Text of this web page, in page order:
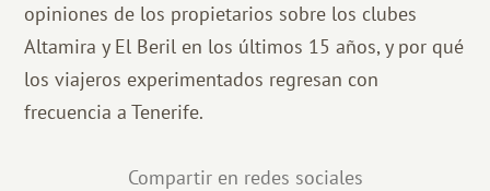
opiniones de los propietarios sobre los clubes
Altamira y El Beril en los últimos 15 años, y por qué
los viajeros experimentados regresan con
frecuencia a Tenerife.
Compartir en redes sociales